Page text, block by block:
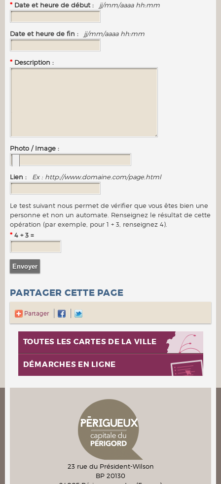
* Date et heure de début : jj/mm/aaaa hh:mm
Date et heure de fin : jj/mm/aaaa hh:mm
* Description :
Photo / Image :
Lien : Ex : http://www.domaine.com/page.html
Le test suivant nous permet de vérifier que vous êtes bien une
personne et non un automate. Renseignez le résultat de cette
opération (par exemple, pour 1 + 3, renseignez 4).
* 4 + 3 =
PARTAGER CETTE PAGE
Partager
TOUTES LES CARTES DE LA VILLE
DÉMARCHES EN LIGNE
23 rue du Président-Wilson
BP 20130